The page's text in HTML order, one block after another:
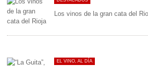
Los vinos de la gran cata del
EL VINO, AL DÍA